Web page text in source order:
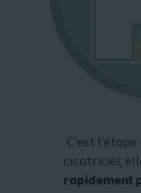
C'est l'étape
cicatriciel,
rapidement